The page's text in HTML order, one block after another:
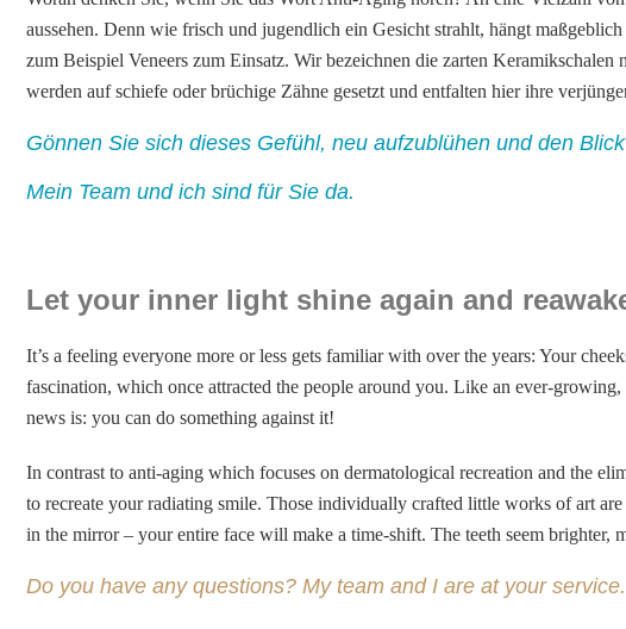
aussehen. Denn wie frisch und jugendlich ein Gesicht strahlt, hängt
zum Beispiel Veneers zum Einsatz. Wir bezeichnen die zarten
werden auf schiefe oder brüchige Zähne gesetzt und entfalten hier ihre
Gönnen Sie sich dieses Gefühl, neu aufzublühen und den
Mein Team und ich sind für Sie da.
Let your inner light shine again and
It’s a feeling everyone more or less gets familiar with over the years: Your
fascination, which once attracted the people around you. Like an ever-
news is: you can do something against it!
In contrast to anti-aging which focuses on dermatological recreation and the
to recreate your radiating smile. Those individually crafted little works of art
in the mirror – your entire face will make a time-shift. The teeth seem brighter,
Do you have any questions? My team and I are at your service.